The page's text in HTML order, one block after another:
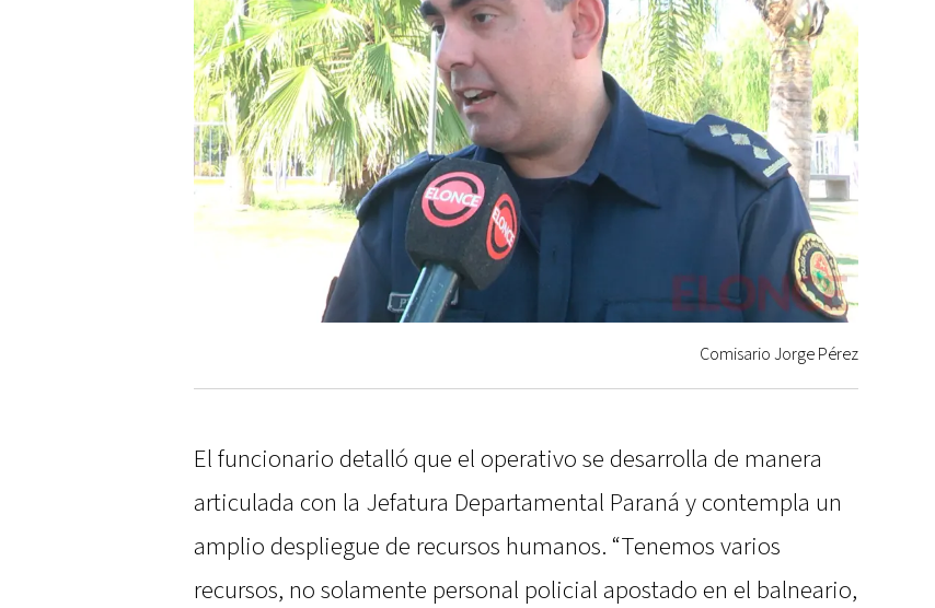
Comisario Jorge Pérez
El funcionario detalló que el operativo se desarrolla de manera
articulada con la Jefatura Departamental Paraná y contempla un
amplio despliegue de recursos humanos. “Tenemos varios
recursos, no solamente personal policial apostado en el balneario,